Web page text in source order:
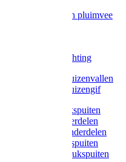
Voerbakken pluimvee
LED verlichting
Ratten / Muizenvallen
Ratten / Muizengif
Gloria drukspuiten
Gloria onderdelen
Gardena onderdelen
Dario drukspuiten
Gardena drukspuiten